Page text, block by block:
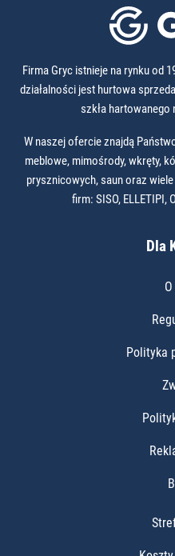
Firma Gryc istnieje na rynku od
działalności jest hurtowa
szkła hartowanego
W naszej ofercie znajdą
meblowe, mimośrody, wkręty,
prysznicowych, saun oraz
firm: SISO, ELLETIPI,
Dla
Polityka